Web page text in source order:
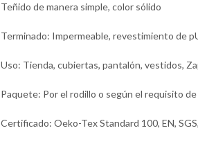
Teñido de manera simple, color sólido
Terminado: Impermeable, revestimiento de
Uso: Tienda, cubiertas, pantalón, vestidos,
Paquete: Por el rodillo o según el requisito
Certificado: Oeko-Tex Standard 100, EN,